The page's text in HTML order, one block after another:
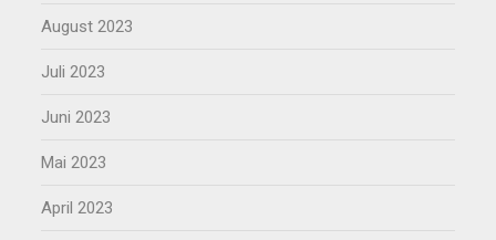
August 2023
Juli 2023
Juni 2023
Mai 2023
April 2023